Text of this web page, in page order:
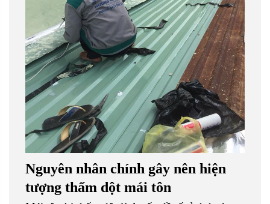
Nguyên nhân chính gây nên hiện
tượng thấm dột mái tôn